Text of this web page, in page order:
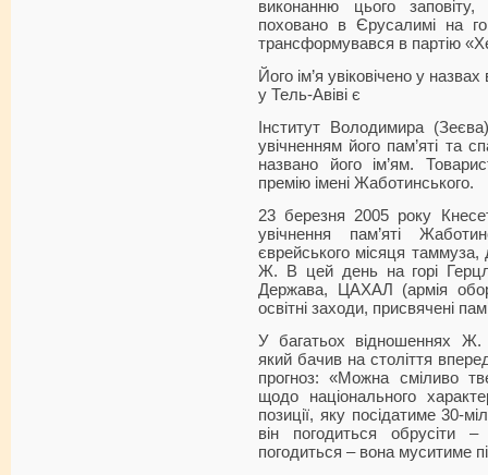
виконанню цього
поховано в Єрусалимі на
трансформувався в партію
Його ім’я увіковічено у назвах
у Тель-Авіві є
Інститут Володимира
увічненням його пам’яті
названо його ім’ям.
премію імені Жаботинського.
23 березня 2005 року
увічнення пам’яті
єврейського місяця
Ж. В цей день на горі
Держава, ЦАХАЛ (армія
освітні заходи, присвячені
У багатьох відношеннях Ж.
який бачив на століття
прогноз: «Можна сміливо
щодо національного
позиції, яку посідатиме 30-
він погодиться
погодиться – вона муситиме